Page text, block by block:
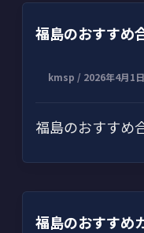
福島のおすすめ
kmsp / 2026年4月1日
福島のおすすめ
福島のおすすめ